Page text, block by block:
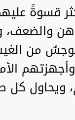
قسوةً
من
ويحاول كل